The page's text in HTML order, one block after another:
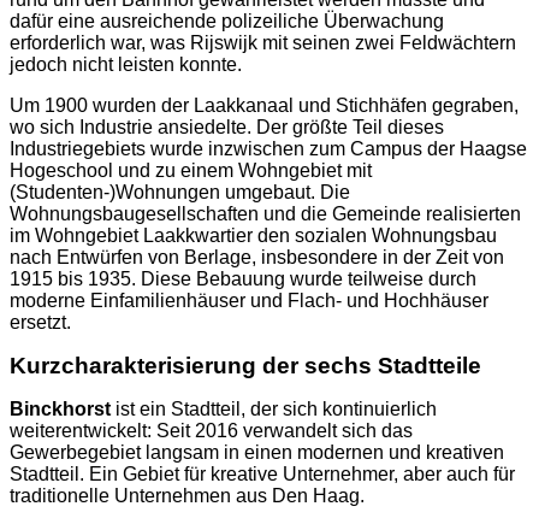
dafür eine ausreichende polizeiliche Überwachung
erforderlich war, was Rijswijk mit seinen zwei Feldwächtern
jedoch nicht leisten konnte.
Um 1900 wurden der Laakkanaal und Stichhäfen gegraben,
wo sich Industrie ansiedelte. Der größte Teil dieses
Industriegebiets wurde inzwischen zum Campus der Haagse
Hogeschool und zu einem Wohngebiet mit
(Studenten-)Wohnungen umgebaut. Die
Wohnungsbaugesellschaften und die Gemeinde realisierten
im Wohngebiet Laakkwartier den sozialen Wohnungsbau
nach Entwürfen von Berlage, insbesondere in der Zeit von
1915 bis 1935. Diese Bebauung wurde teilweise durch
moderne Einfamilienhäuser und Flach- und Hochhäuser
ersetzt.
Kurzcharakterisierung dersechs Stadtteile
Binckhorst ist ein Stadtteil, der sich kontinuierlich
weiterentwickelt: Seit 2016 verwandelt sich das
Gewerbegebiet langsam in einen modernen und kreativen
Stadtteil. Ein Gebiet für kreative Unternehmer, aber auch für
traditionelle Unternehmen aus Den Haag.